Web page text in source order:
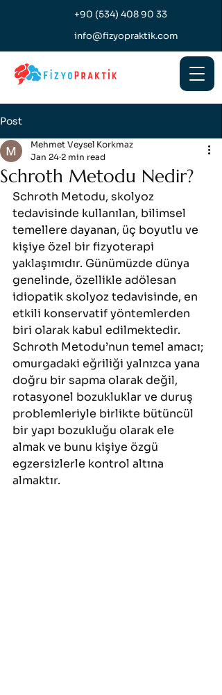
+90 (534) 408 90 33
info@fizyopraktik.com
Post
Schroth Metodu Nedir?
Mehmet Veysel Korkmaz
Jan 24 2 min read
Schroth Metodu, skolyoz
tedavisinde kullanılan, bilimsel
temellere dayanan, üç boyutlu ve
kişiye özel bir fizyoterapi
yaklaşımıdır. Günümüzde dünya
genelinde, özellikle adölesan
idiopatik skolyoz tedavisinde, en
etkili konservatif yöntemlerden
biri olarak kabul edilmektedir.
Schroth Metodu’nun temel amacı;
omurgadaki eğriliği yalnızca yana
doğru bir sapma olarak değil,
rotasyonel bozukluklar ve duruş
problemleriyle birlikte bütüncül
bir yapı bozukluğu olarak ele
almak ve bunu kişiye özgü
egzersizlerle kontrol altına
almaktır.